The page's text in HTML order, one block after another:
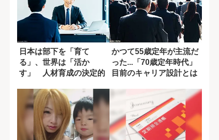
日本は部下を「育て
る」、世界は「活か
す」 人材育成の決定的
かつて55歳定年が主流だ
った...「70歳定年時代」
目前のキャリア設計とは